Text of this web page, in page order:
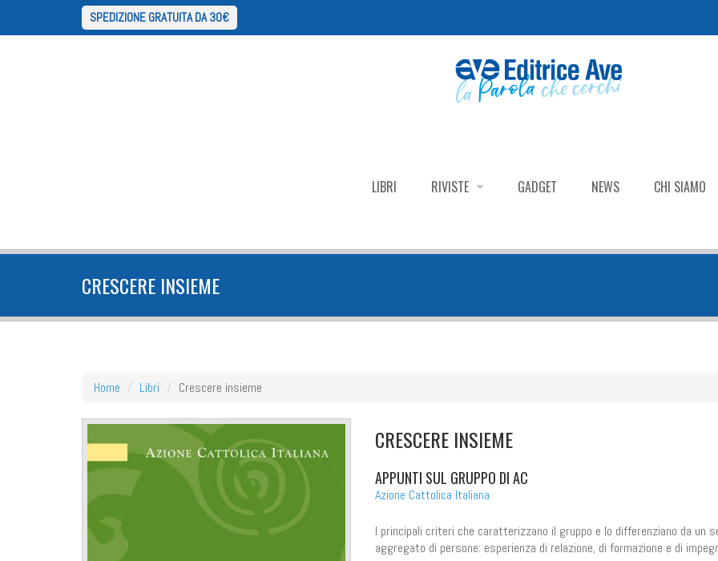
SPEDIZIONE GRATUITA DA 30€
LIBRI RIVISTE GADGET NEWS CHI SIAMO
CRESCERE INSIEME
Home Libri Crescere insieme
CRESCERE INSIEME
APPUNTI SUL GRUPPO DI AC
Azione Cattolica Italiana
I principali criteri che caratterizzano il gruppo e lo differenziano da un
aggregato di persone: esperienza di relazione, di formazione e di